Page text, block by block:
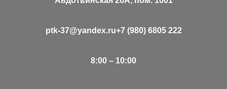
ptk-37@yandex.ru+7 (980) 6805 222
8:00 – 10:00